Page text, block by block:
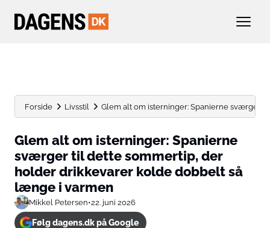
Forside Livsstil Glem alt om isterninger: Spanierne sværger til
Glem alt om isterninger: Spanierne
sværger til dette sommertip, der
holder drikkevarer kolde dobbelt så
længe i varmen
Mikkel Petersen•22. juni 2026
Følg dagens.dk på Google